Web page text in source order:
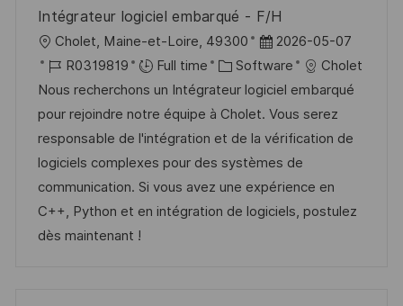
Intégrateur logiciel embarqué - F/H
L
o
c
a
t
i
o
n
Cholet, Maine-et-Loire, 49300
P
o
s
t
e
d
D
a
2026-05-07
J
o
b
I
d
R0319819 Full time
C
a
t
e
g
o
r
Software
Cholet
Nous recherchons un Intégrateur logiciel embarqué
pour rejoindre notre équipe à Cholet. Vous serez
responsable de l'intégration et de la vérification de
logiciels complexes pour des systèmes de
communication. Si vous avez une expérience en
C++, Python et en intégration de logiciels, postulez
dès maintenant !